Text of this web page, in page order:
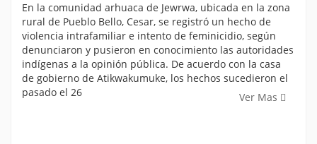
En la comunidad arhuaca de Jewrwa, ubicada en la zona
rural de Pueblo Bello, Cesar, se registró un hecho de
violencia intrafamiliar e intento de feminicidio, según
denunciaron y pusieron en conocimiento las autoridades
indígenas a la opinión pública. De acuerdo con la casa
de gobierno de Atikwakumuke, los hechos sucedieron el
pasado el 26
Ver Mas